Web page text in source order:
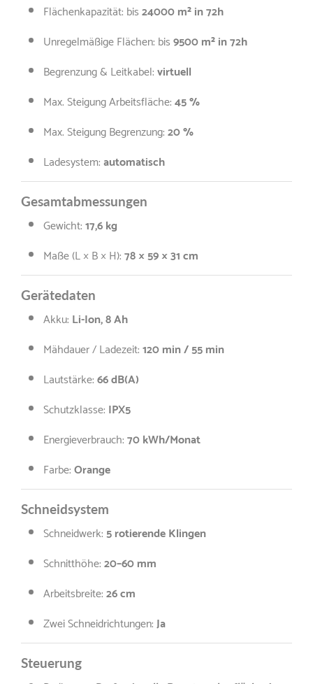
Flächenkapazität: bis24000 m² in 72h
Unregelmäßige Flächen: bis9500 m² in 72h
Begrenzung & Leitkabel:virtuell
Max. Steigung Arbeitsfläche:45%
Max. Steigung Begrenzung:20%
Ladesystem:automatisch
Gesamtabmessungen
Gewicht:17,6kg
Maße (L × B × H):78× 59 × 31 cm
Gerätedaten
Akku: Li-Ion, 8 Ah
Mähdauer / Ladezeit:120min / 55 min
Lautstärke:66dB(A)
Schutzklasse: IPX5
Energieverbrauch:70kWh/Monat
Farbe:Orange
Schneidsystem
Schneidwerk:5rotierende Klingen
Schnitthöhe:20–60 mm
Arbeitsbreite:26 cm
Zwei Schneidrichtungen: Ja
Steuerung